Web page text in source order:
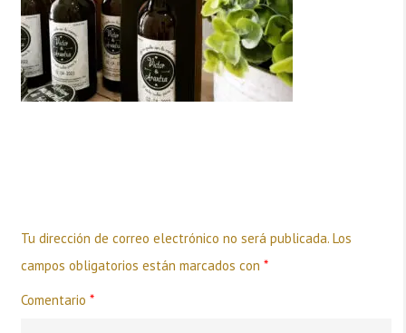
Tu dirección de correo electrónico no será publicada. Los
campos obligatorios están marcados con*
Comentario*